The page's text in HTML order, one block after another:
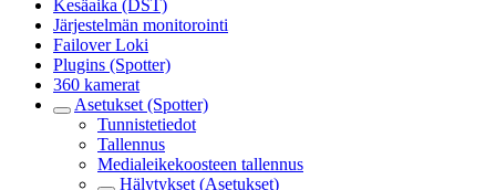
Kesäaika (DST)
Järjestelmän monitorointi
Failover Loki
Plugins (Spotter)
360 kamerat
Asetukset (Spotter)
Tunnistetiedot
Tallennus
Medialeikekoosteen tallennus
Hälytykset (Asetukset)